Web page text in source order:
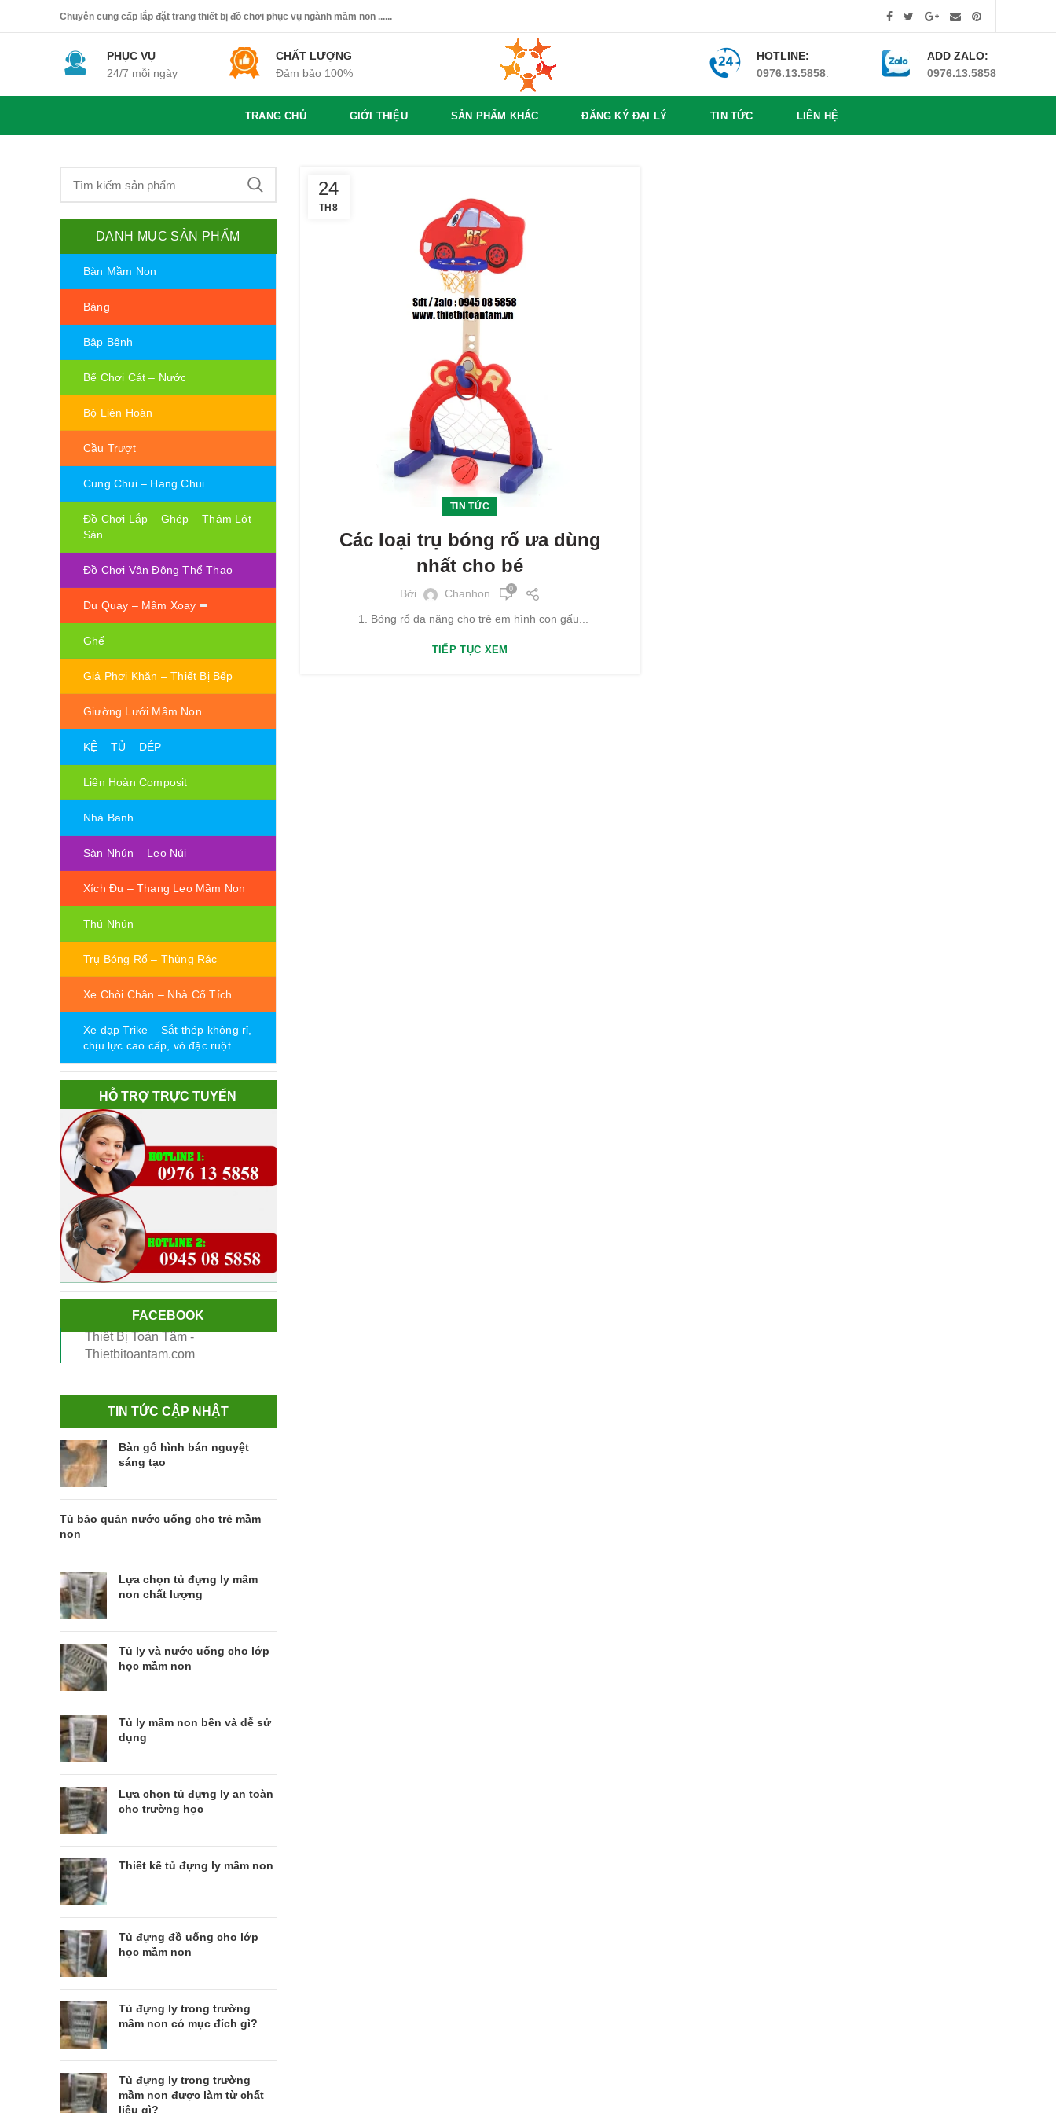
Chuyên cung cấp lắp đặt trang thiết bị đồ chơi phục vụ ngành mầm non ......
PHỤC VỤ
24/7 mỗi ngày
CHẤT LƯỢNG
Đảm bảo 100%
HOTLINE:
0976.13.5858
ADD ZALO:
0976.13.5858
TRANG CHỦ GIỚI THIỆU SẢN PHẨM KHÁC ĐĂNG KÝ ĐẠI LÝ TIN TỨC LIÊN HỆ
24
TH8
TIN TỨC
Các loại trụ bóng rổ ưa dùng
nhất cho bé
Bởi Chanhon 0
1. Bóng rổ đa năng cho trẻ em hình con gấu...
TIẾP TỤC XEM
DANH MỤC SẢN PHẨM
Bàn Mầm Non
Bảng
Bập Bênh
Bể Chơi Cát – Nước
Bộ Liên Hoàn
Cầu Trượt
Cung Chui – Hang Chui
Đồ Chơi Lắp – Ghép – Thảm Lót
Sàn
Đồ Chơi Vận Động Thể Thao
Đu Quay – Mâm Xoay
Ghế
Giá Phơi Khăn – Thiết Bị Bếp
Giường Lưới Mầm Non
KỆ – TỦ – DÉP
Liên Hoàn Composit
Nhà Banh
Sàn Nhún – Leo Núi
Xích Đu – Thang Leo Mầm Non
Thú Nhún
Trụ Bóng Rổ – Thùng Rác
Xe Chòi Chân – Nhà Cổ Tích
Xe đạp Trike – Sắt thép không rỉ,
chịu lực cao cấp, vỏ đặc ruột
HỖ TRỢ TRỰC TUYẾN
FACEBOOK
Thiết Bị Toàn Tâm -
Thietbitoantam.com
TIN TỨC CẬP NHẬT
Bàn gỗ hình bán nguyệt
sáng tạo
Tủ bảo quản nước uống cho trẻ mầm
non
Lựa chọn tủ đựng ly mầm
non chất lượng
Tủ ly và nước uống cho lớp
học mầm non
Tủ ly mầm non bền và dễ sử
dụng
Lựa chọn tủ đựng ly an toàn
cho trường học
Thiết kế tủ đựng ly mầm non
Tủ đựng đồ uống cho lớp
học mầm non
Tủ đựng ly trong trường
mầm non có mục đích gì?
Tủ đựng ly trong trường
mầm non được làm từ chất
liệu gì?